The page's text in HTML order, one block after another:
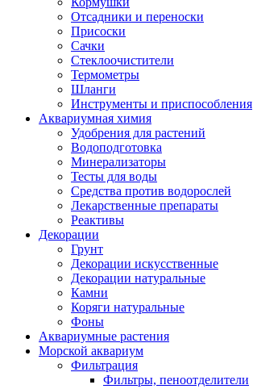
Отсадники и переноски
Присоски
Сачки
Стеклоочистители
Термометры
Шланги
Инструменты и приспособления
Аквариумная химия
Удобрения для растений
Водоподготовка
Минерализаторы
Тесты для воды
Средства против водорослей
Лекарственные препараты
Реактивы
Декорации
Грунт
Декорации искусственные
Декорации натуральные
Камни
Коряги натуральные
Фоны
Аквариумные растения
Морской аквариум
Фильтрация
Фильтры, пеноотделители